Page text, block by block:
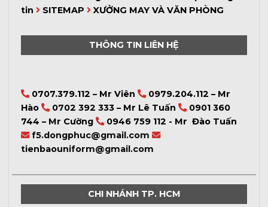
tin
SITEMAP XƯỞNG MAY VÀ VĂN PHÒNG
THÔNG TIN LIÊN HỆ
0707.379.112 – Mr Viên
0979.204.112 – Mr
Hào
0702 392 333 – Mr Lê Tuấn
0901 360
744 – Mr Cường
0946 759 112 - Mr Đào Tuấn
f5.dongphuc@gmail.com
tienbaouniform@gmail.com
CHI NHÁNH TP. HCM